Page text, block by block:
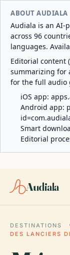
ABOUT AUDIALA
Audiala is an AI-
across 96
languages.
Editorial content
summarizing for
for the full audio
iOS app:
Android app:
Smart
Editorial
Audiala
DESTINATIONS
DES LANCIERS